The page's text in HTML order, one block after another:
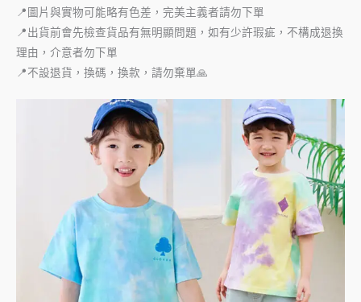
📍圖片與實物可能略有色差，完美主義者請勿下單
📍出貨前會先檢查貨品有無明顯問題，如有少許瑕疵，不構成退換
理由，介意者勿下單
📍不設退貨，換碼，換款，請勿棄單🙏